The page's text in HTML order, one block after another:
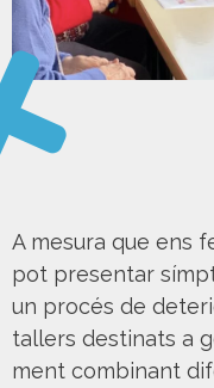
A mesura que ens
pot presentar
un procés de
tallers destinats a
ment combinant